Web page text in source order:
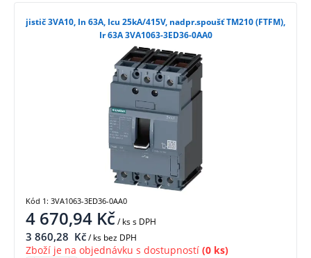
jistič 3VA10, In 63A, Icu 25kA/415V, nadpr.spoušť TM210 (FTFM),
Ir 63A 3VA1063-3ED36-0AA0
4 670,94 Kč/ kss DPH
3 860,28 Kč/ ks bez DPH
Zboží je na objednávku s dostupností (0 ks)
Kód 1: 3VA1063-3ED36-0AA0